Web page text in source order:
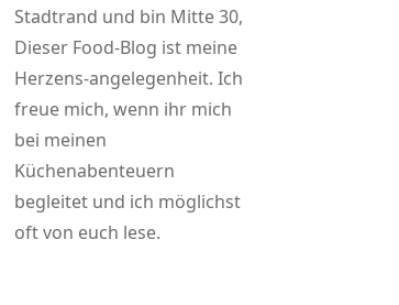
Stadtrand und bin Mitte 30,
Dieser Food-Blog ist meine
Herzens-angelegenheit. Ich
freue mich, wenn ihr mich
bei meinen
Küchenabenteuern
begleitet und ich möglichst
oft von euch lese.